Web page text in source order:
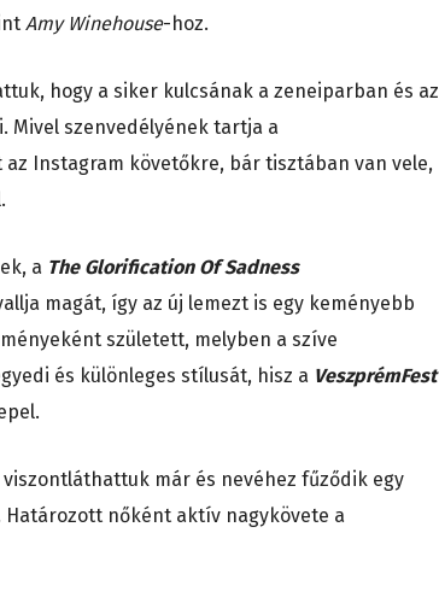
Amy Winehouse-hoz.
hogy a siker kulcsának a zeneiparban és az
Mivel szenvedélyének tartja a
Instagram követőkre, bár tisztában van vele,
a The Glorification Of Sadness
magát, így az új lemezt is egy keményebb
született, melyben a szíve
és különleges stílusát, hisz a VeszprémFest
már és nevéhez fűződik egy
nőként aktív nagykövete a